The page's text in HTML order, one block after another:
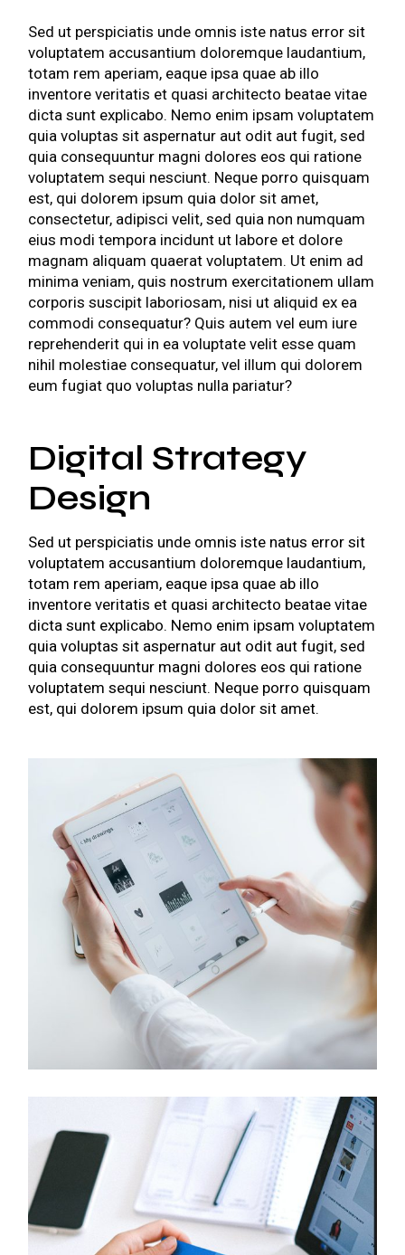
Sed ut perspiciatis unde omnis iste natus error sit
voluptatem accusantium doloremque laudantium,
totam rem aperiam, eaque ipsa quae ab illo
inventore veritatis et quasi architecto beatae vitae
dicta sunt explicabo. Nemo enim ipsam voluptatem
quia voluptas sit aspernatur aut odit aut fugit, sed
quia consequuntur magni dolores eos qui ratione
voluptatem sequi nesciunt. Neque porro quisquam
est, qui dolorem ipsum quia dolor sit amet,
consectetur, adipisci velit, sed quia non numquam
eius modi tempora incidunt ut labore et dolore
magnam aliquam quaerat voluptatem. Ut enim ad
minima veniam, quis nostrum exercitationem ullam
corporis suscipit laboriosam, nisi ut aliquid ex ea
commodi consequatur? Quis autem vel eum iure
reprehenderit qui in ea voluptate velit esse quam
nihil molestiae consequatur, vel illum qui dolorem
eum fugiat quo voluptas nulla pariatur?
Digital Strategy
Design
Sed ut perspiciatis unde omnis iste natus error sit
voluptatem accusantium doloremque laudantium,
totam rem aperiam, eaque ipsa quae ab illo
inventore veritatis et quasi architecto beatae vitae
dicta sunt explicabo. Nemo enim ipsam voluptatem
quia voluptas sit aspernatur aut odit aut fugit, sed
quia consequuntur magni dolores eos qui ratione
voluptatem sequi nesciunt. Neque porro quisquam
est, qui dolorem ipsum quia dolor sit amet.